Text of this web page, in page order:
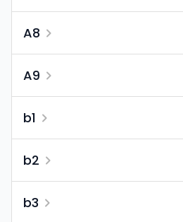
A8
A9
b1
b2
b3